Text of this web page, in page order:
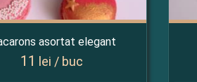
asortat elegant
11 lei / buc